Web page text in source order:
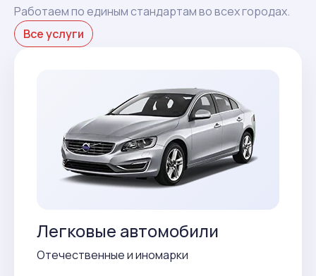
Работаем по единым стандартам во всех городах.
Все услуги
Легковые автомобили
Отечественные и иномарки